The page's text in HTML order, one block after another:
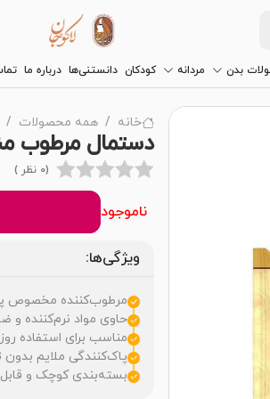
بدن مردانه کودکان دانستنی‌ها درباره ما
خانه همه محصولات
دستمال مرطوب مناسب
(0 نظر )
ناموجود
ویژگی‌ها:
مرطوب‌کننده
حاوی مواد نرم‌کننده
مناسب برای استفاده
پاک‌کنندگی ملایم
بسته‌بندی کوچک و